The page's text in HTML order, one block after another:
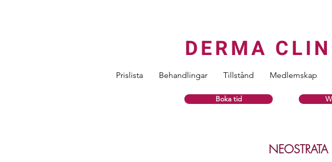
DERMA
Prislista Behandlingar Tillstånd Medlemskap
Boka tid
NEOSTRATA